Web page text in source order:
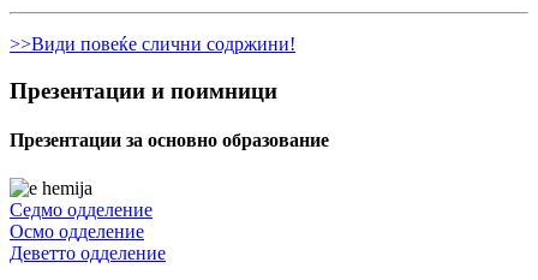
>>Види повеќе слични содржини!
Презентации и поимници
Презентации за основно образование
Седмо одделение
Осмо одделение
Деветто одделение